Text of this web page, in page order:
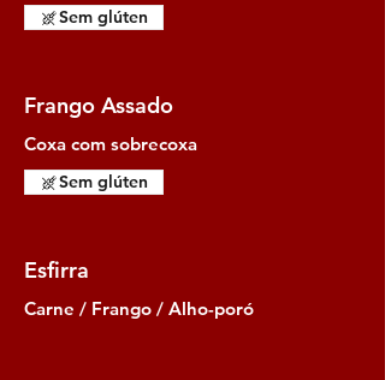
Sem glúten
Frango Assado
Coxa com sobrecoxa
Sem glúten
Esfirra
Carne / Frango / Alho-poró